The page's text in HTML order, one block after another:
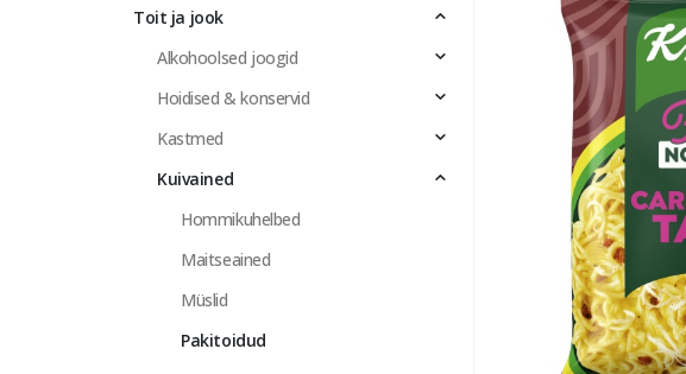
Toit ja jook
Alkohoolsed joogid
Hoidised & konservid
Kastmed
Kuivained
Hommikuhelbed
Maitseained
Müslid
Pakitoidud